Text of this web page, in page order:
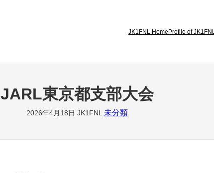
JK1FNL HomeProfile of JK1FNL
JARL東京都支部大会
2026年4月18日 JK1FNL 未分類